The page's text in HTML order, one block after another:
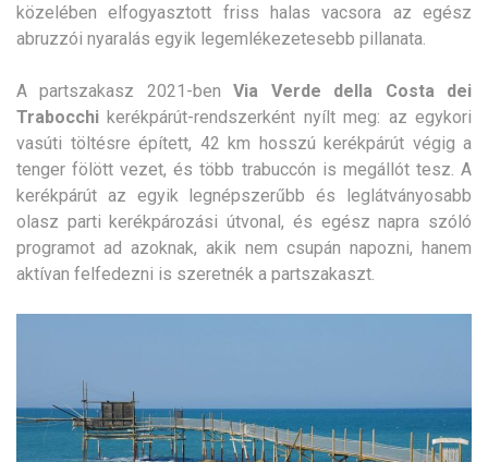
közelében elfogyasztott friss halas vacsora az egész
abruzzói nyaralás egyik legemlékezetesebb pillanata.
A partszakasz 2021-benVia Verde della Costa dei
Trabocchi kerékpárút-rendszerként nyílt meg: az egykori
vasúti töltésre épített, 42 km hosszú kerékpárút végig a
tenger fölött vezet, és több trabuccón is megállót tesz. A
kerékpárút az egyik legnépszerűbb és leglátványosabb
olasz parti kerékpározási útvonal, és egész napra szóló
programot ad azoknak, akik nem csupán napozni, hanem
aktívan felfedezni is szeretnék a partszakaszt.